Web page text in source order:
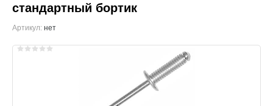
стандартный бортик
Артикул: нет